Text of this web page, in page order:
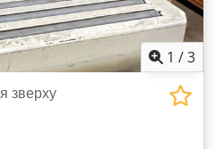
1 /3
зверху